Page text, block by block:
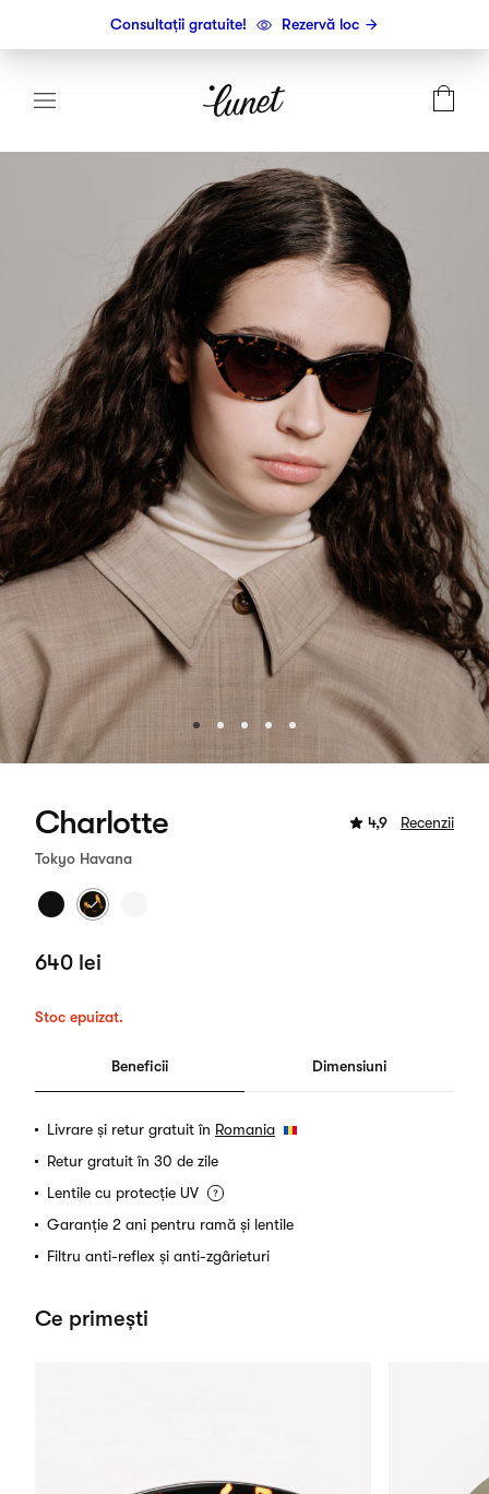
Consultații gratuite! Rezervă loc
Charlotte 4,9 Recenzii
Tokyo Havana
640 lei
Stoc epuizat.
Beneficii Dimensiuni
Livrare și retur gratuit în Romania
Retur gratuit în 30 de zile
Lentile cu protecție UV
Garanție 2 ani pentru ramă și lentile
Filtru anti-reflex și anti-zgârieturi
Ce primești